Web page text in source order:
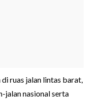
ruas jalan lintas barat,
jalan nasional serta